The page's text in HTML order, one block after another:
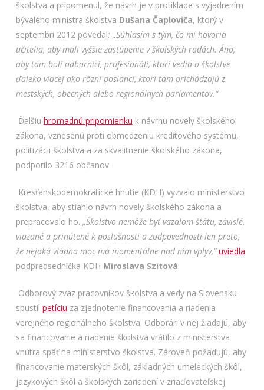
školstva a pripomenul, že návrh je v protiklade s vyjadrením
bývalého ministra školstva Dušana Čaploviča, ktorý v
septembri 2012 povedal: „Súhlasím s tým, čo mi hovoria
učitelia, aby mali vyššie zastúpenie v školských radách. Áno,
aby tam boli odborníci, profesionáli, ktorí vedia o školstve
ďaleko viacej ako rôzni poslanci, ktorí tam prichádzajú z
mestských, obecných alebo regionálnych parlamentov.“
Ďalšiu hromadnú pripomienku k návrhu novely školského
zákona, vznesenú proti obmedzeniu kreditového systému,
politizácii školstva a za skvalitnenie školského zákona,
podporilo 3216 občanov.
Kresťanskodemokratické hnutie (KDH) vyzvalo ministerstvo
školstva, aby stiahlo návrh novely školského zákona a
prepracovalo ho. „Školstvo nemôže byť vazalom štátu, závislé,
viazané a prinútené k poslušnosti a zodpovednosti len preto,
že nejaká vládna moc má momentálne nad ním vplyv,“ uviedla
podpredsedníčka KDH Miroslava Szitová.
Odborový zväz pracovníkov školstva a vedy na Slovensku
spustil petíciu za zjednotenie financovania a riadenia
verejného regionálneho školstva. Odborári v nej žiadajú, aby
sa financovanie a riadenie školstva vrátilo z ministerstva
vnútra späť na ministerstvo školstva. Zároveň požadujú, aby
financovanie materských škôl, základných umeleckých škôl,
jazykových škôl a školských zariadení v zriaďovateľskej